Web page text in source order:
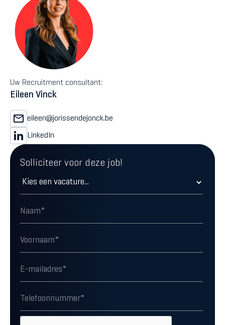
Uw Recruitment consultant:
Eileen Vinck
eileen@jorissendejonck.be
LinkedIn
Solliciteer voor deze job!